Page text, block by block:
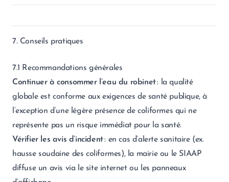
7. Conseils pratiques
7.1 Recommandations générales
Continuer à consommer l’eau du robinet: la qualité
globale est conforme aux exigences de santé publique, à
l’exception d’une légère présence de coliformes qui ne
représente pas un risque immédiat pour la santé.
Vérifier les avis d’incident: en cas d’alerte sanitaire (ex.
hausse soudaine des coliformes), la mairie ou le SIAAP
diffuse un avis via le site internet ou les panneaux